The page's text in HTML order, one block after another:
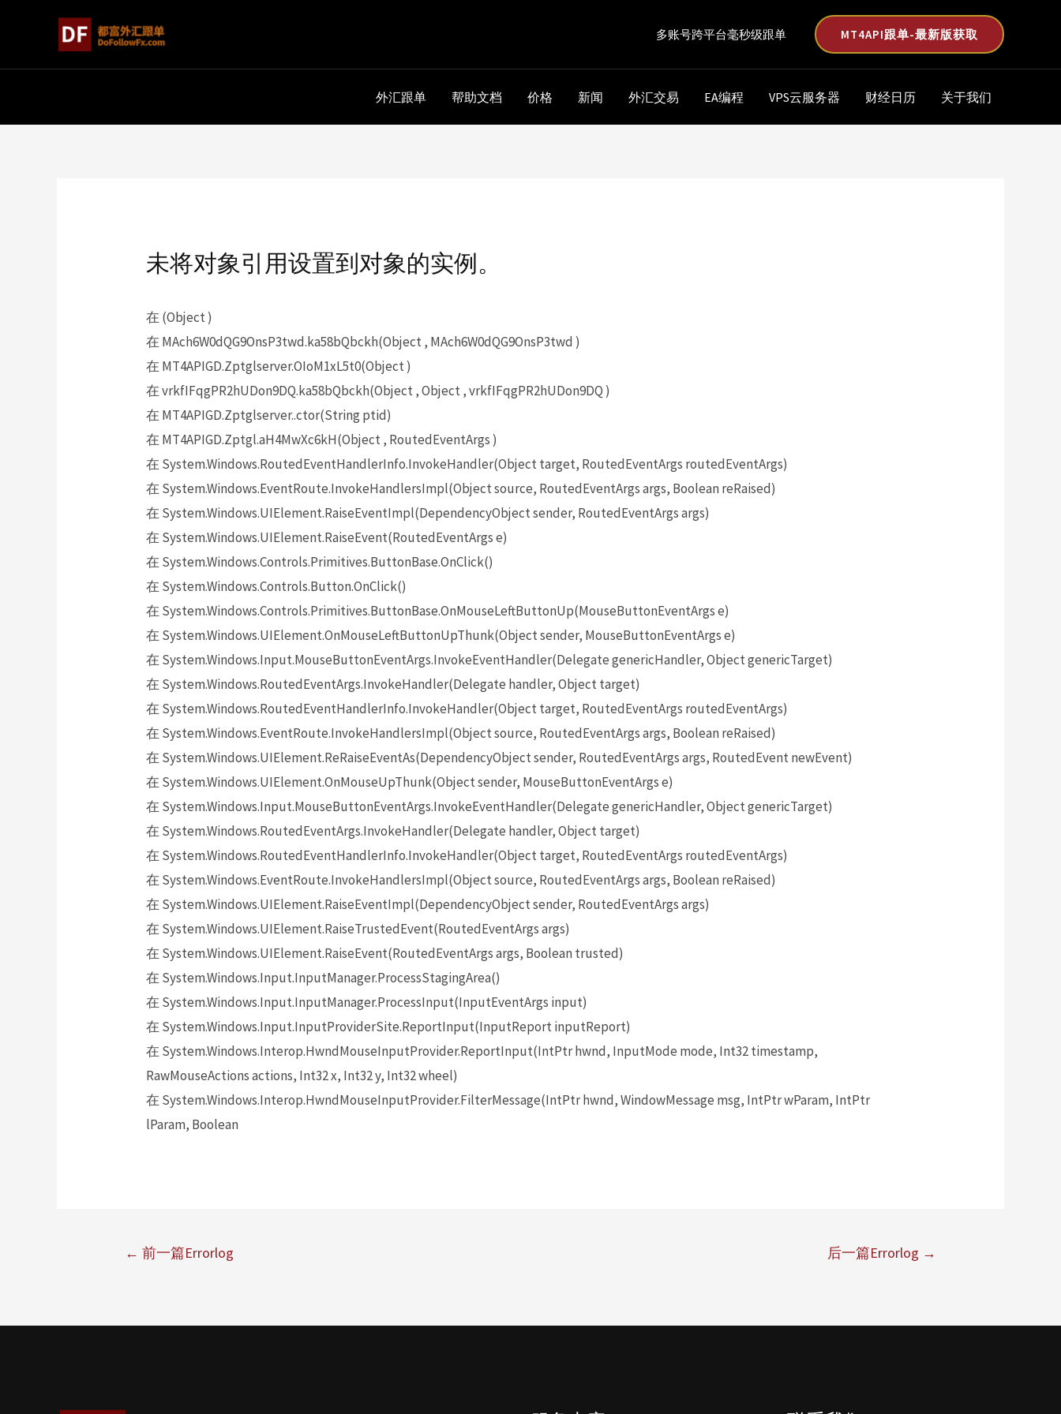
多账号跨平台毫秒级跟单 MT4API跟单-最新版获取
外汇跟单 帮助文档 价格 新闻 外汇交易 EA编程 VPS云服务器 财经日历 关于我们
未将对象引用设置到对象的实例。
在 (Object )
在 MAch6W0dQG9OnsP3twd.ka58bQbckh(Object , MAch6W0dQG9OnsP3twd )
在 MT4APIGD.Zptglserver.OIoM1xL5t0(Object )
在 vrkfIFqgPR2hUDon9DQ.ka58bQbckh(Object , Object , vrkfIFqgPR2hUDon9DQ )
在 MT4APIGD.Zptglserver..ctor(String ptid)
在 MT4APIGD.Zptgl.aH4MwXc6kH(Object , RoutedEventArgs )
在 System.Windows.RoutedEventHandlerInfo.InvokeHandler(Object target, RoutedEventArgs routedEventArgs)
在 System.Windows.EventRoute.InvokeHandlersImpl(Object source, RoutedEventArgs args, Boolean reRaised)
在 System.Windows.UIElement.RaiseEventImpl(DependencyObject sender, RoutedEventArgs args)
在 System.Windows.UIElement.RaiseEvent(RoutedEventArgs e)
在 System.Windows.Controls.Primitives.ButtonBase.OnClick()
在 System.Windows.Controls.Button.OnClick()
在 System.Windows.Controls.Primitives.ButtonBase.OnMouseLeftButtonUp(MouseButtonEventArgs e)
在 System.Windows.UIElement.OnMouseLeftButtonUpThunk(Object sender, MouseButtonEventArgs e)
在 System.Windows.Input.MouseButtonEventArgs.InvokeEventHandler(Delegate genericHandler, Object genericTarget)
在 System.Windows.RoutedEventArgs.InvokeHandler(Delegate handler, Object target)
在 System.Windows.RoutedEventHandlerInfo.InvokeHandler(Object target, RoutedEventArgs routedEventArgs)
在 System.Windows.EventRoute.InvokeHandlersImpl(Object source, RoutedEventArgs args, Boolean reRaised)
在 System.Windows.UIElement.ReRaiseEventAs(DependencyObject sender, RoutedEventArgs args, RoutedEvent newEvent)
在 System.Windows.UIElement.OnMouseUpThunk(Object sender, MouseButtonEventArgs e)
在 System.Windows.Input.MouseButtonEventArgs.InvokeEventHandler(Delegate genericHandler, Object genericTarget)
在 System.Windows.RoutedEventArgs.InvokeHandler(Delegate handler, Object target)
在 System.Windows.RoutedEventHandlerInfo.InvokeHandler(Object target, RoutedEventArgs routedEventArgs)
在 System.Windows.EventRoute.InvokeHandlersImpl(Object source, RoutedEventArgs args, Boolean reRaised)
在 System.Windows.UIElement.RaiseEventImpl(DependencyObject sender, RoutedEventArgs args)
在 System.Windows.UIElement.RaiseTrustedEvent(RoutedEventArgs args)
在 System.Windows.UIElement.RaiseEvent(RoutedEventArgs args, Boolean trusted)
在 System.Windows.Input.InputManager.ProcessStagingArea()
在 System.Windows.Input.InputManager.ProcessInput(InputEventArgs input)
在 System.Windows.Input.InputProviderSite.ReportInput(InputReport inputReport)
在 System.Windows.Interop.HwndMouseInputProvider.ReportInput(IntPtr hwnd, InputMode mode, Int32 timestamp,
RawMouseActions actions, Int32 x, Int32 y, Int32 wheel)
在 System.Windows.Interop.HwndMouseInputProvider.FilterMessage(IntPtr hwnd, WindowMessage msg, IntPtr wParam, IntPtr
lParam, Boolean
← 前一篇Errorlog 后一篇Errorlog →